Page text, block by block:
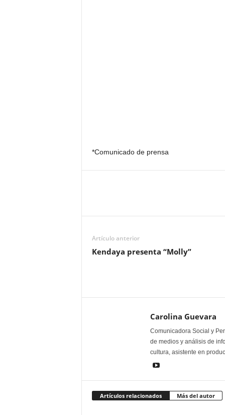
*Comunicado de prensa
Artículo anterior
Kendaya presenta “Molly”
Carolina Guevara
Comunicadora Social y
de medios y análisis de
cultura, asistente en
Artículos relacionados Más del autor